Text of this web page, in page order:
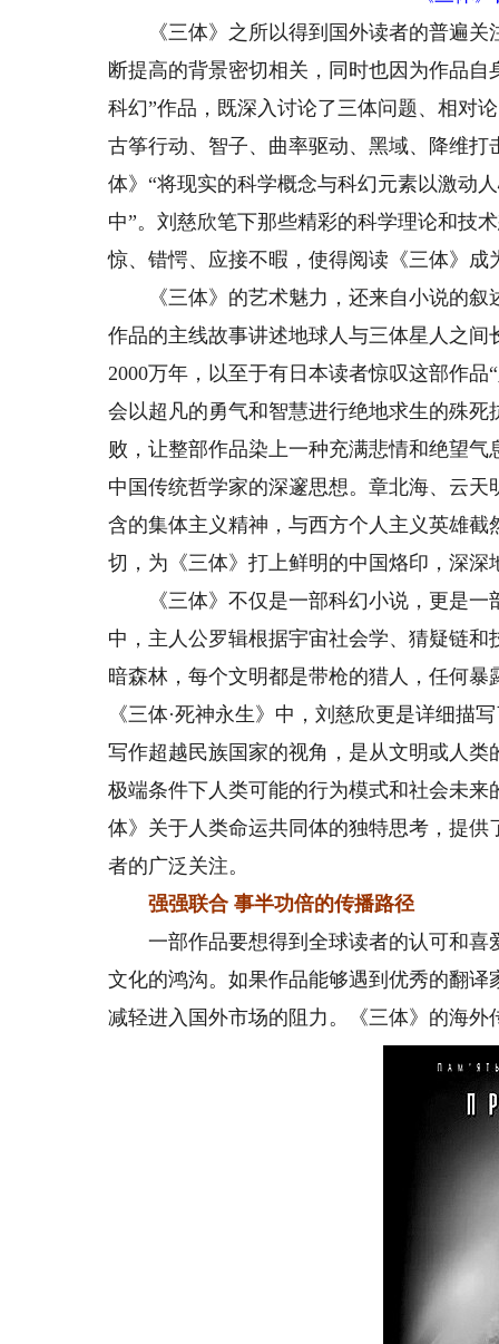
《三体》之所以得到国外读者的普遍关
断提高的背景密切相关，同时也因为作品
科幻”作品，既深入讨论了三体问题、相对
古筝行动、智子、曲率驱动、黑域、降维
体》“将现实的科学概念与科幻元素以激动
中”。刘慈欣笔下那些精彩的科学理论和技
惊、错愕、应接不暇，使得阅读《三体》
《三体》的艺术魅力，还来自小说的叙
作品的主线故事讲述地球人与三体星人之
2000万年，以至于有日本读者惊叹这部作
会以超凡的勇气和智慧进行绝地求生的殊
败，让整部作品染上一种充满悲情和绝望
中国传统哲学家的深邃思想。章北海、云
含的集体主义精神，与西方个人主义英雄
切，为《三体》打上鲜明的中国烙印，深深
《三体》不仅是一部科幻小说，更是一
中，主人公罗辑根据宇宙社会学、猜疑链
暗森林，每个文明都是带枪的猎人，任何
《三体·死神永生》中，刘慈欣更是详细描
写作超越民族国家的视角，是从文明或人
极端条件下人类可能的行为模式和社会未
体》关于人类命运共同体的独特思考，提
者的广泛关注。
强强联合 事半功倍的传播路径
一部作品要想得到全球读者的认可和喜
文化的鸿沟。如果作品能够遇到优秀的翻
减轻进入国外市场的阻力。《三体》的海